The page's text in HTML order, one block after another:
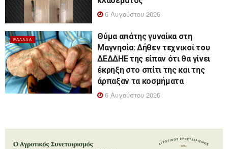
6 Αυγούστου 2026
ΕΛΛΆΔΑ
Θύμα απάτης γυναίκα στη
Μαγνησία: Δήθεν τεχνικοί του
ΔΕΔΔΗΕ της είπαν ότι θα γίνει
έκρηξη στο σπίτι της και της
άρπαξαν τα κοσμήματα
6 Αυγούστου 2026